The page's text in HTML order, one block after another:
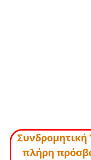
Συνδρομητική
πλήρη